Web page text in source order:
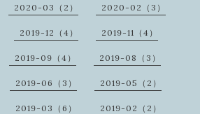
2020-03（2） 2020-02（3）
2019-12（4） 2019-11（4）
2019-09（4） 2019-08（3）
2019-06（3） 2019-05（2）
2019-03（6） 2019-02（2）